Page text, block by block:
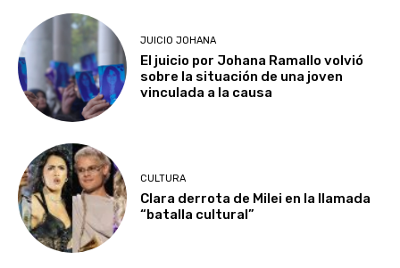
JUICIO JOHANA
El juicio por Johana Ramallo volvió
sobre la situación de una joven
vinculada a la causa
CULTURA
Clara derrota de Milei en la llamada
“batalla cultural”